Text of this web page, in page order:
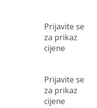
Prijavite se
za prikaz
cijene
Prijavite se
za prikaz
cijene